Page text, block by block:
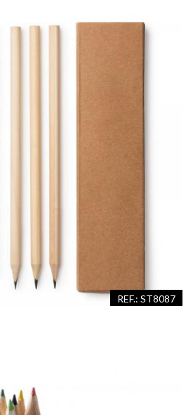
REF.: ST8087